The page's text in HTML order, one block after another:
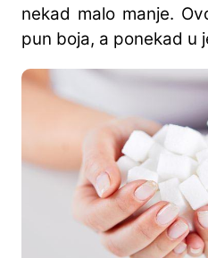
nekad malo manje.
pun boja, a ponekad u